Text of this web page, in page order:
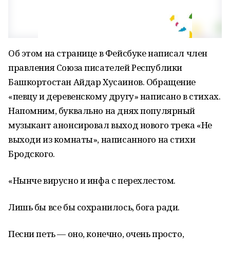
Об этом на странице в Фейсбуке написал член
правления Союза писателей Республики
Башкортостан Айдар Хусаинов. Обращение
«певцу и деревенскому другу» написано в стихах.
Напомним, буквально на днях популярный
музыкант анонсировал выход нового трека «Не
выходи из комнаты», написанного на стихи
Бродского.
«Нынче вирусно и инфа с перехлестом.
Лишь бы все бы сохранилось, бога ради.
Песни петь — оно, конечно, очень просто,